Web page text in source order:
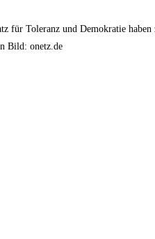
für Toleranz und Demokratie
Bild: onetz.de